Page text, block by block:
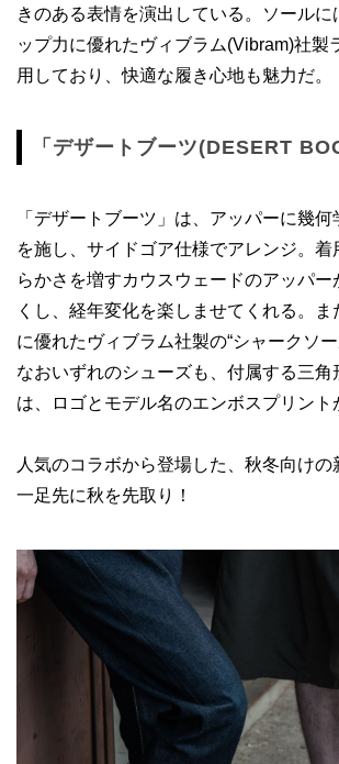
きのある表情を演出している。ソールに
ップ力に優れたヴィブラム(Vibram)社製
用しており、快適な履き心地も魅力だ。
「デザートブーツ(DESERT
「デザートブーツ」は、アッパーに幾
を施し、サイドゴア仕様でアレンジ。着
らかさを増すカウスウェードのアッパー
くし、経年変化を楽しませてくれる。
に優れたヴィブラム社製の“シャークソー
なおいずれのシューズも、付属する三角
は、ロゴとモデル名のエンボスプリント
人気のコラボから登場した、秋冬向けの
一足先に秋を先取り！